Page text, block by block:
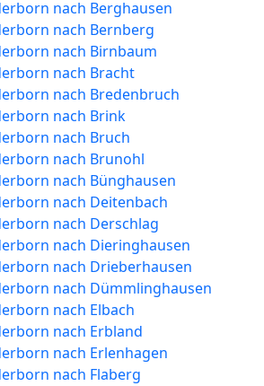
nach Berghausen
nach Bernberg
nach Birnbaum
nach Bracht
nach Bredenbruch
nach Brink
nach Bruch
nach Brunohl
nach Bünghausen
nach Deitenbach
nach Derschlag
nach Dieringhausen
nach Drieberhausen
nach Dümmlinghausen
nach Elbach
nach Erbland
nach Erlenhagen
nach Flaberg